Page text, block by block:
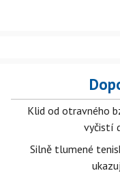
Klid od otravného
vyčistí
Silně tlumené